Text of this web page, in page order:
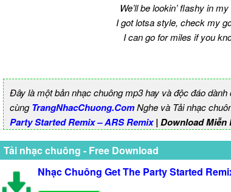
We’ll be lookin’ flashy in
I got lotsa style, check my
I can go for miles if you
Đây là một bản nhạc chuông mp3 hay và độc đáo
cùngTrangNhacChuong.ComNghe và Tải nhạc
Party Started Remix – ARS Remix| Download Miễn
Tải nhạc chuông - Free Download
Nhạc Chuông Get The Party Started